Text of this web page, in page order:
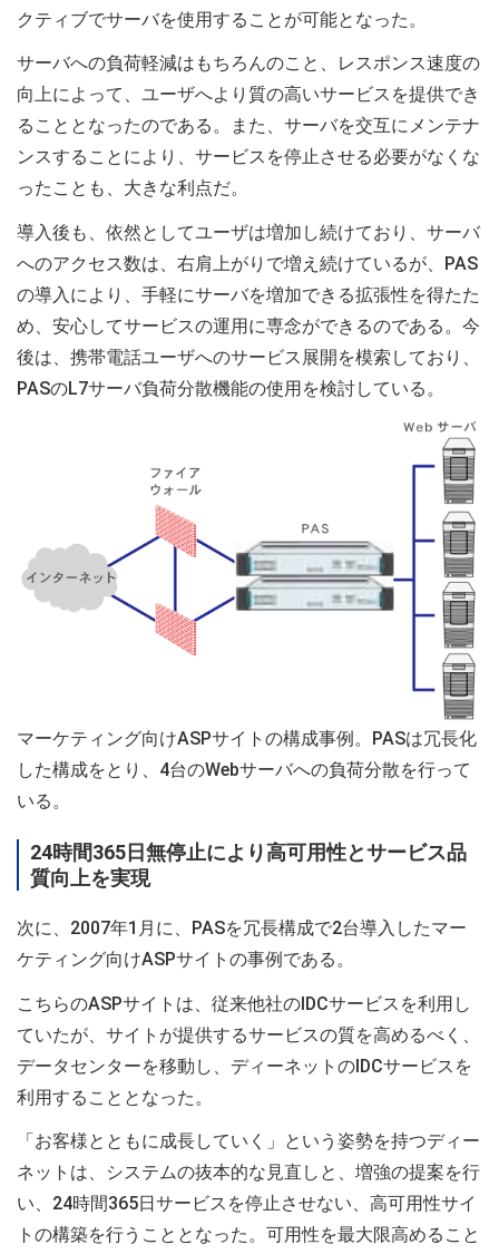
クティブでサーバを使用することが可能となった。
サーバへの負荷軽減はもちろんのこと、レスポンス速度の
向上によって、ユーザへより質の高いサービスを提供でき
ることとなったのである。また、サーバを交互にメンテナ
ンスすることにより、サービスを停止させる必要がなくな
ったことも、大きな利点だ。
導入後も、依然としてユーザは増加し続けており、サーバ
へのアクセス数は、右肩上がりで増え続けているが、PAS
の導入により、手軽にサーバを増加できる拡張性を得たた
め、安心してサービスの運用に専念ができるのである。今
後は、携帯電話ユーザへのサービス展開を模索しており、
PASのL7サーバ負荷分散機能の使用を検討している。
マーケティング向けASPサイトの構成事例。PASは冗長化
した構成をとり、4台のWebサーバへの負荷分散を行って
いる。
24時間365日無停止により高可用性とサービス品
質向上を実現
次に、2007年1月に、PASを冗長構成で2台導入したマー
ケティング向けASPサイトの事例である。
こちらのASPサイトは、従来他社のIDCサービスを利用し
ていたが、サイトが提供するサービスの質を高めるべく、
データセンターを移動し、ディーネットのIDCサービスを
利用することとなった。
「お客様とともに成長していく」という姿勢を持つディー
ネットは、システムの抜本的な見直しと、増強の提案を行
い、24時間365日サービスを停止させない、高可用性サイ
トの構築を行うこととなった。可用性を最大限高めること